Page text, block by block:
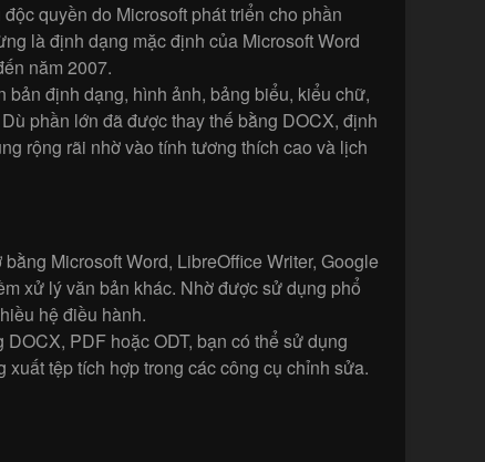
quyền do Microsoft phát triển cho phần
là định dạng mặc định của Microsoft Word
năm 2007.
bản định dạng, hình ảnh, bảng biểu, kiểu chữ,
phần lớn đã được thay thế bằng DOCX, định
rộng rãi nhờ vào tính tương thích cao và lịch
Microsoft Word, LibreOffice Writer, Google
xử lý văn bản khác. Nhờ được sử dụng phổ
hệ điều hành.
PDF hoặc ODT, bạn có thể sử dụng
tệp tích hợp trong các công cụ chỉnh sửa.